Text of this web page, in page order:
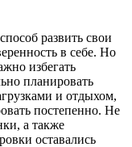
развить свои
в себе. Но
избегать
планировать
и отдыхом,
постепенно. Не
а также
оставались